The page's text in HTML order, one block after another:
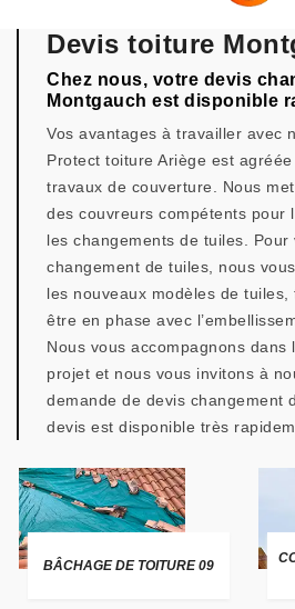
Devis toiture
Chez nous, votre devis
Montgauch est disponible
Vos avantages à travailler avec
Protect toiture Ariège est
travaux de couverture. Nous
des couvreurs compétents pour
les changements de tuiles. Pour
changement de tuiles, nous
les nouveaux modèles de
être en phase avec
Nous vous accompagnons dans
projet et nous vous invitons à
demande de devis changement
devis est disponible très
BÂCHAGE DE TOITURE 09